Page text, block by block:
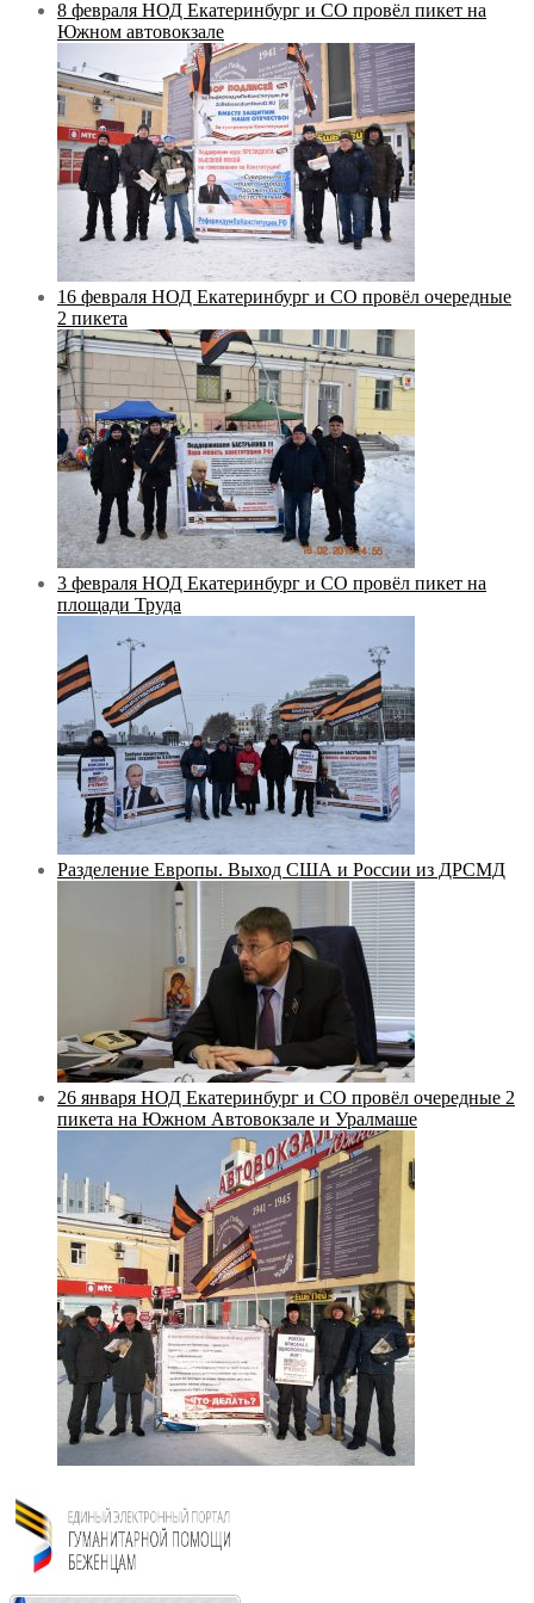
8 февраля НОД Екатеринбург и СО провёл пикет на
Южном автовокзале
16 февраля НОД Екатеринбург и СО провёл очередные
2 пикета
3 февраля НОД Екатеринбург и СО провёл пикет на
площади Труда
Разделение Европы. Выход США и России из ДРСМД
26 января НОД Екатеринбург и СО провёл очередные 2
пикета на Южном Автовокзале и Уралмаше